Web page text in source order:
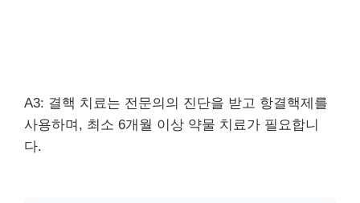
A3: 결핵 치료는 전문의의 진단을 받고 항결핵제를
사용하며, 최소 6개월 이상 약물 치료가 필요합니
다.